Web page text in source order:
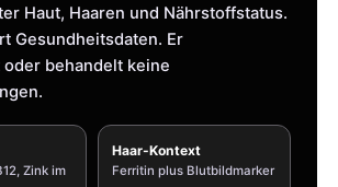
Haut, Haaren und Nährstoffstatus.
Gesundheitsdaten. Er
behandelt keine
Zink im
Haar-Kontext
Ferritin plus Blutbildmarker